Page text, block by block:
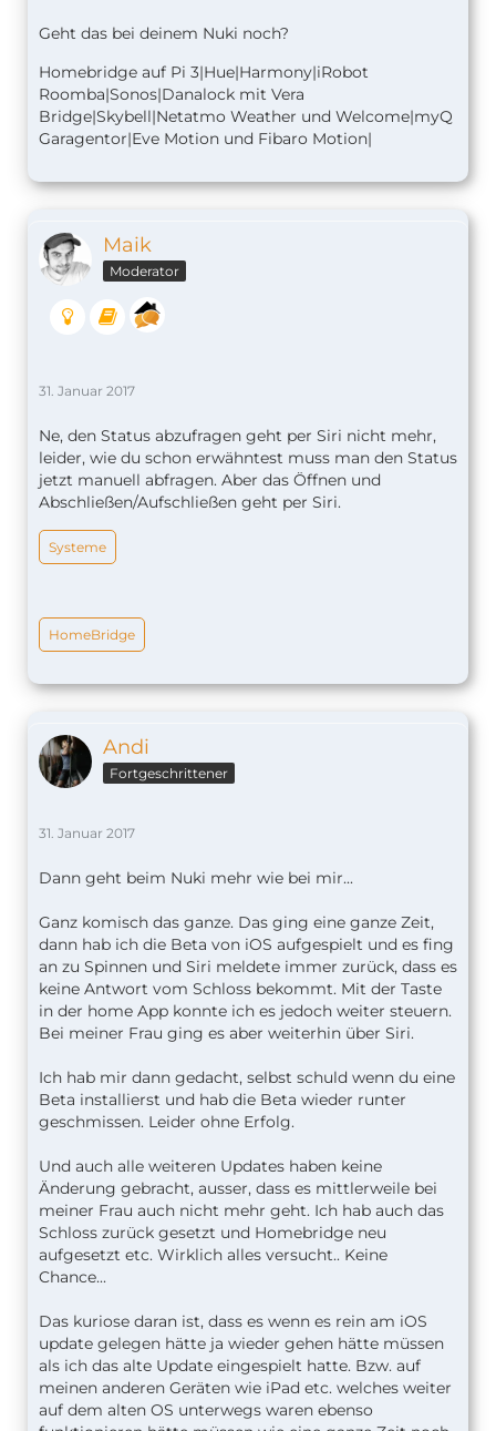
Geht das bei deinem Nuki noch?
Homebridge auf Pi 3|Hue|Harmony|iRobot
Roomba|Sonos|Danalock mit Vera
Bridge|Skybell|Netatmo Weather und Welcome|myQ
Garagentor|Eve Motion und Fibaro Motion|
Maik
Moderator
31. Januar 2017
Ne, den Status abzufragen geht per Siri nicht mehr,
leider, wie du schon erwähntest muss man den Status
jetzt manuell abfragen. Aber das Öffnen und
Abschließen/Aufschließen geht per Siri.
Systeme
HomeBridge
Andi
Fortgeschrittener
31. Januar 2017
Dann geht beim Nuki mehr wie bei mir...
Ganz komisch das ganze. Das ging eine ganze Zeit,
dann hab ich die Beta von iOS aufgespielt und es fing
an zu Spinnen und Siri meldete immer zurück, dass es
keine Antwort vom Schloss bekommt. Mit der Taste
in der home App konnte ich es jedoch weiter steuern.
Bei meiner Frau ging es aber weiterhin über Siri.
Ich hab mir dann gedacht, selbst schuld wenn du eine
Beta installierst und hab die Beta wieder runter
geschmissen. Leider ohne Erfolg.
Und auch alle weiteren Updates haben keine
Änderung gebracht, ausser, dass es mittlerweile bei
meiner Frau auch nicht mehr geht. Ich hab auch das
Schloss zurück gesetzt und Homebridge neu
aufgesetzt etc. Wirklich alles versucht.. Keine
Chance...
Das kuriose daran ist, dass es wenn es rein am iOS
update gelegen hätte ja wieder gehen hätte müssen
als ich das alte Update eingespielt hatte. Bzw. auf
meinen anderen Geräten wie iPad etc. welches weiter
auf dem alten OS unterwegs waren ebenso